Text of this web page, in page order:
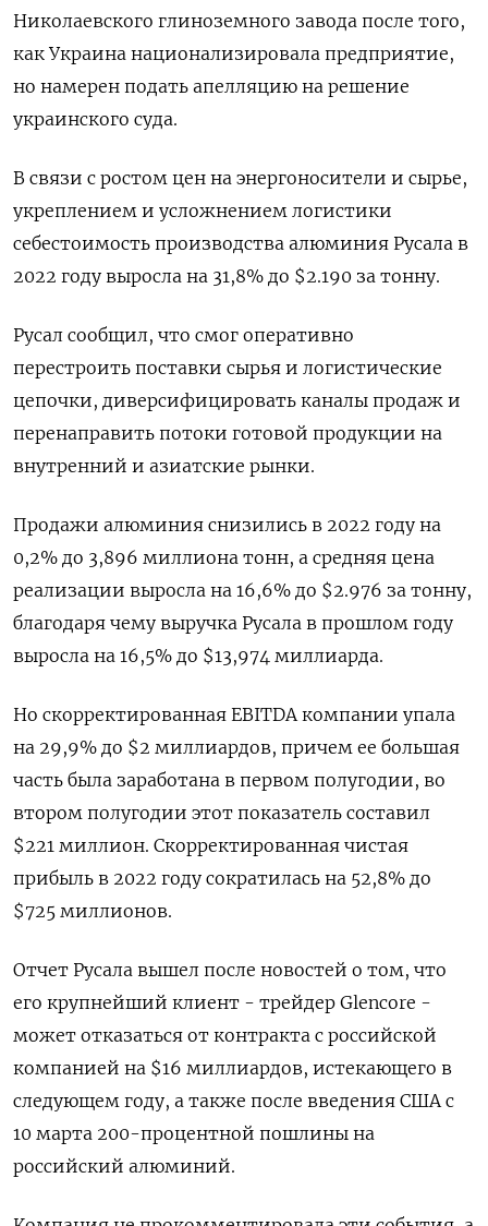
Николаевского глиноземного завода после того,
как Украина национализировала предприятие,
но намерен подать апелляцию на решение
украинского суда.
В связи с ростом цен на энергоносители и сырье,
укреплением и усложнением логистики
себестоимость производства алюминия Русала в
2022 году выросла на 31,8% до $2.190 за тонну.
Русал сообщил, что смог оперативно
перестроить поставки сырья и логистические
цепочки, диверсифицировать каналы продаж и
перенаправить потоки готовой продукции на
внутренний и азиатские рынки.
Продажи алюминия снизились в 2022 году на
0,2% до 3,896 миллиона тонн, а средняя цена
реализации выросла на 16,6% до $2.976 за тонну,
благодаря чему выручка Русала в прошлом году
выросла на 16,5% до $13,974 миллиарда.
Но скорректированная EBITDA компании упала
на 29,9% до $2 миллиардов, причем ее большая
часть была заработана в первом полугодии, во
втором полугодии этот показатель составил
$221 миллион. Скорректированная чистая
прибыль в 2022 году сократилась на 52,8% до
$725 миллионов.
Отчет Русала вышел после новостей о том, что
его крупнейший клиент - трейдер Glencore -
может отказаться от контракта с российской
компанией на $16 миллиардов, истекающего в
следующем году, а также после введения США с
10 марта 200-процентной пошлины на
российский алюминий.